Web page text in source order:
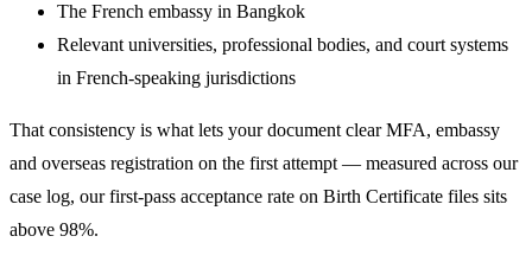
The French embassy in Bangkok
Relevant universities, professional bodies, and court systems
in French-speaking jurisdictions
That consistency is what lets your document clear MFA, embassy
and overseas registration on the first attempt — measured across our
case log, our first-pass acceptance rate on Birth Certificate files sits
above 98%.